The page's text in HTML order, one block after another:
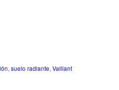
, suelo radiante, Vaillant